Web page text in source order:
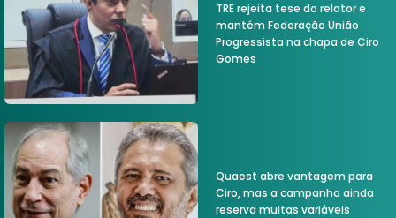
TRE rejeita tese do relator e
mantém Federação União
Progressista na chapa de Ciro
Gomes
Quaest abre vantagem para
Ciro, mas a campanha ainda
reserva muitas variáveis